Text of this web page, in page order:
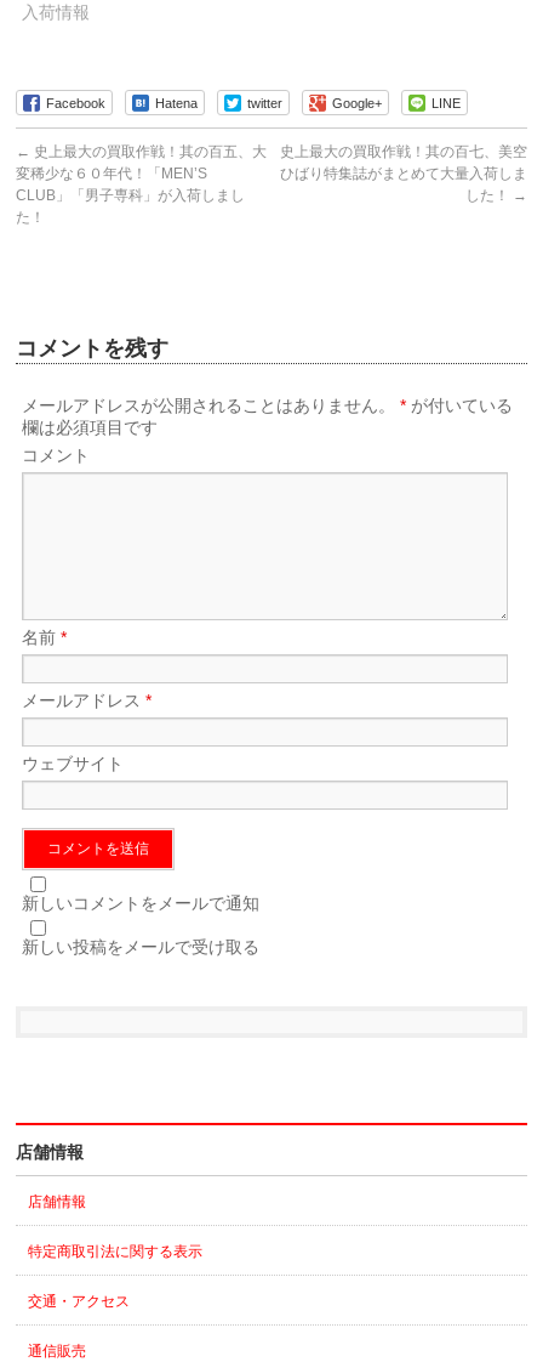
入荷情報
Facebook Hatena twitter Google+ LINE
← 史上最大の買取作戦！其の百五、大
変稀少な６０年代！「MEN’S
CLUB」「男子専科」が入荷しまし
た！
史上最大の買取作戦！其の百七、美空
ひばり特集誌がまとめて大量入荷しま
した！
→
コメントを残す
メールアドレスが公開されることはありません。 * が付いている
欄は必須項目です
コメント
名前*
メールアドレス*
ウェブサイト
新しいコメントをメールで通知
新しい投稿をメールで受け取る
店舗情報
店舗情報
特定商取引法に関する表示
交通・アクセス
通信販売